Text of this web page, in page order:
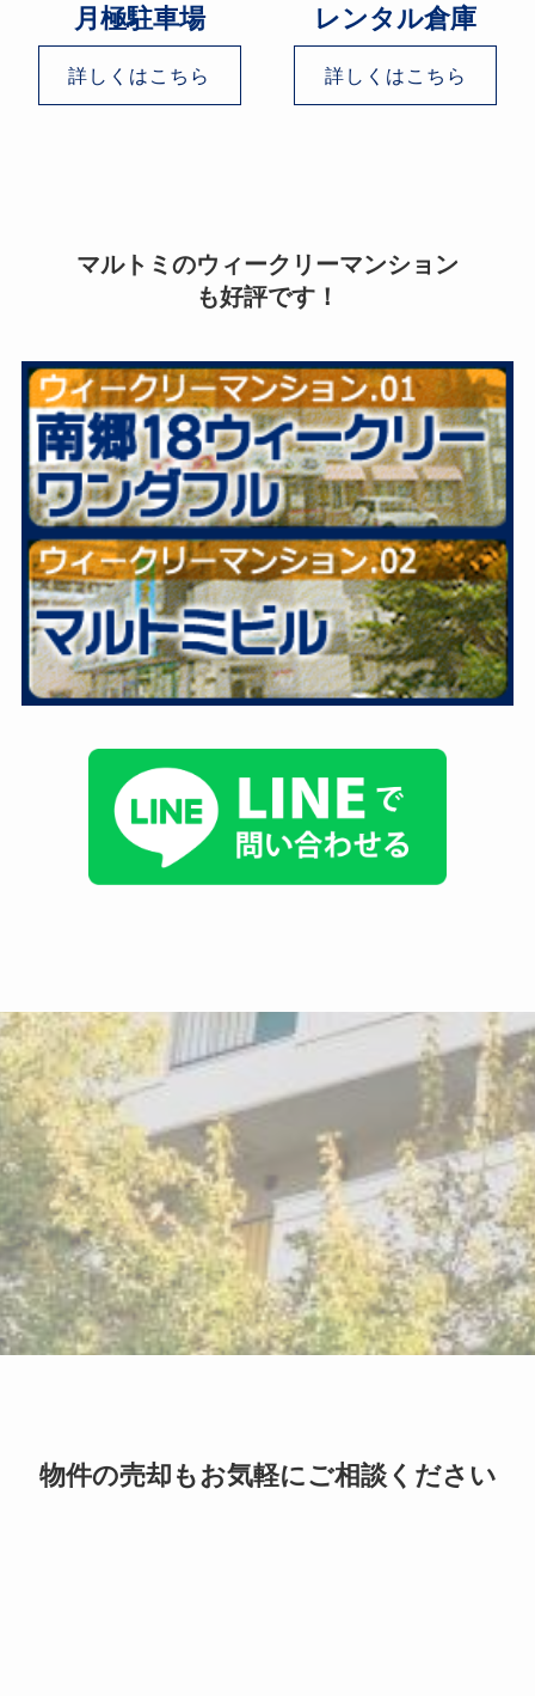
月極駐車場
詳しくはこちら
レンタル倉庫
詳しくはこちら
マルトミのウィークリーマンション
も好評です！
物件の売却もお気軽にご相談ください